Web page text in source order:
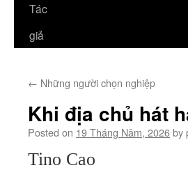
Tác
giả
← Những người chọn nghiệp
Khi địa chủ hát
Posted on 19 Tháng Năm, 2026by
Tino Cao